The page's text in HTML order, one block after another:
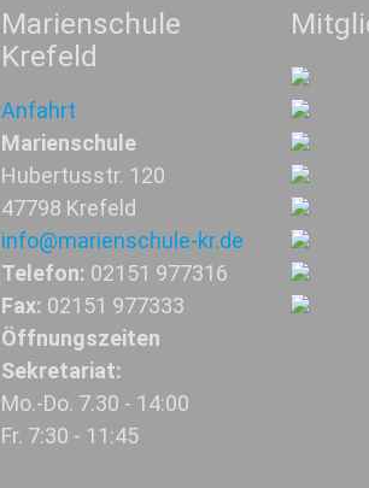
Marienschule
Krefeld
Anfahrt
Marienschule
Hubertusstr. 120
47798 Krefeld
info@marienschule-kr.de
Telefon: 02151 977316
Fax: 02151 977333
Öffnungszeiten
Sekretariat:
Mo.-Do. 7.30 - 14:00
Fr. 7:30 - 11:45